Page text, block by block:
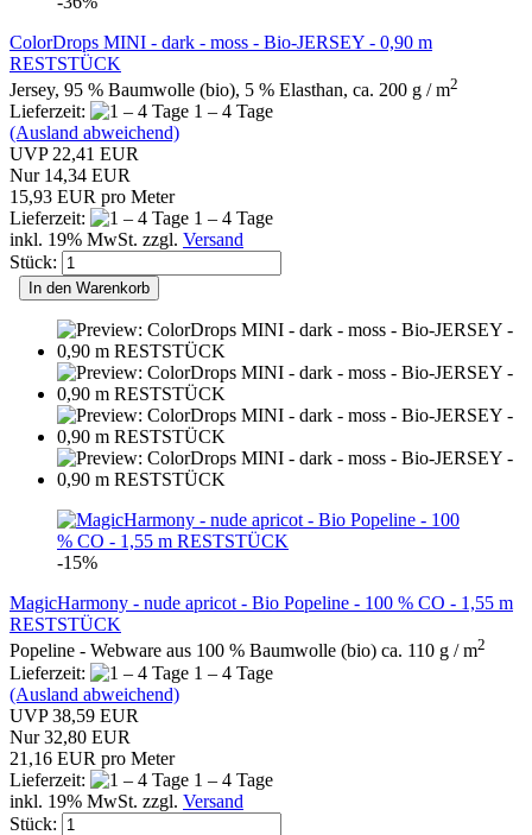
ColorDrops MINI - dark - moss - Bio-JERSEY - 0,90 m
RESTSTÜCK
Jersey, 95 % Baumwolle (bio), 5 % Elasthan, ca. 200 g / m2
Lieferzeit:
1 – 4 Tage
(Ausland abweichend)
UVP 22,41 EUR
Nur 14,34 EUR
15,93 EUR pro Meter
Lieferzeit:
1 – 4 Tage
inkl. 19% MwSt. zzgl. Versand
Stück:
In den Warenkorb
-15%
MagicHarmony - nude apricot - Bio Popeline - 100 % CO - 1,55 m
RESTSTÜCK
Popeline - Webware aus 100 % Baumwolle (bio) ca. 110 g / m2
Lieferzeit:
1 – 4 Tage
(Ausland abweichend)
UVP 38,59 EUR
Nur 32,80 EUR
21,16 EUR pro Meter
Lieferzeit:
1 – 4 Tage
inkl. 19% MwSt. zzgl. Versand
Stück: